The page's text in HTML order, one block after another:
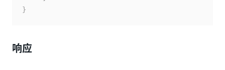
}
响应